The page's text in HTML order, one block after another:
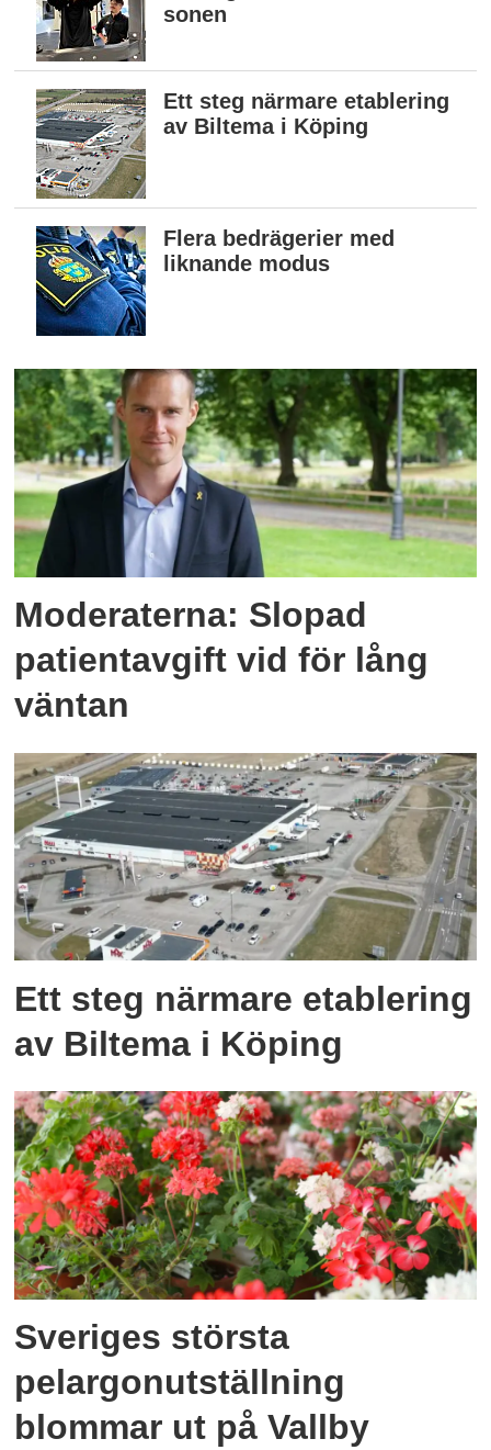
sonen
Ett steg närmare etablering
av Biltema i Köping
Flera bedrägerier med
liknande modus
Moderaterna: Slopad
patientavgift vid för lång
väntan
Ett steg närmare etablering
av Biltema i Köping
Sveriges största
pelargonutställning
blommar ut på Vallby